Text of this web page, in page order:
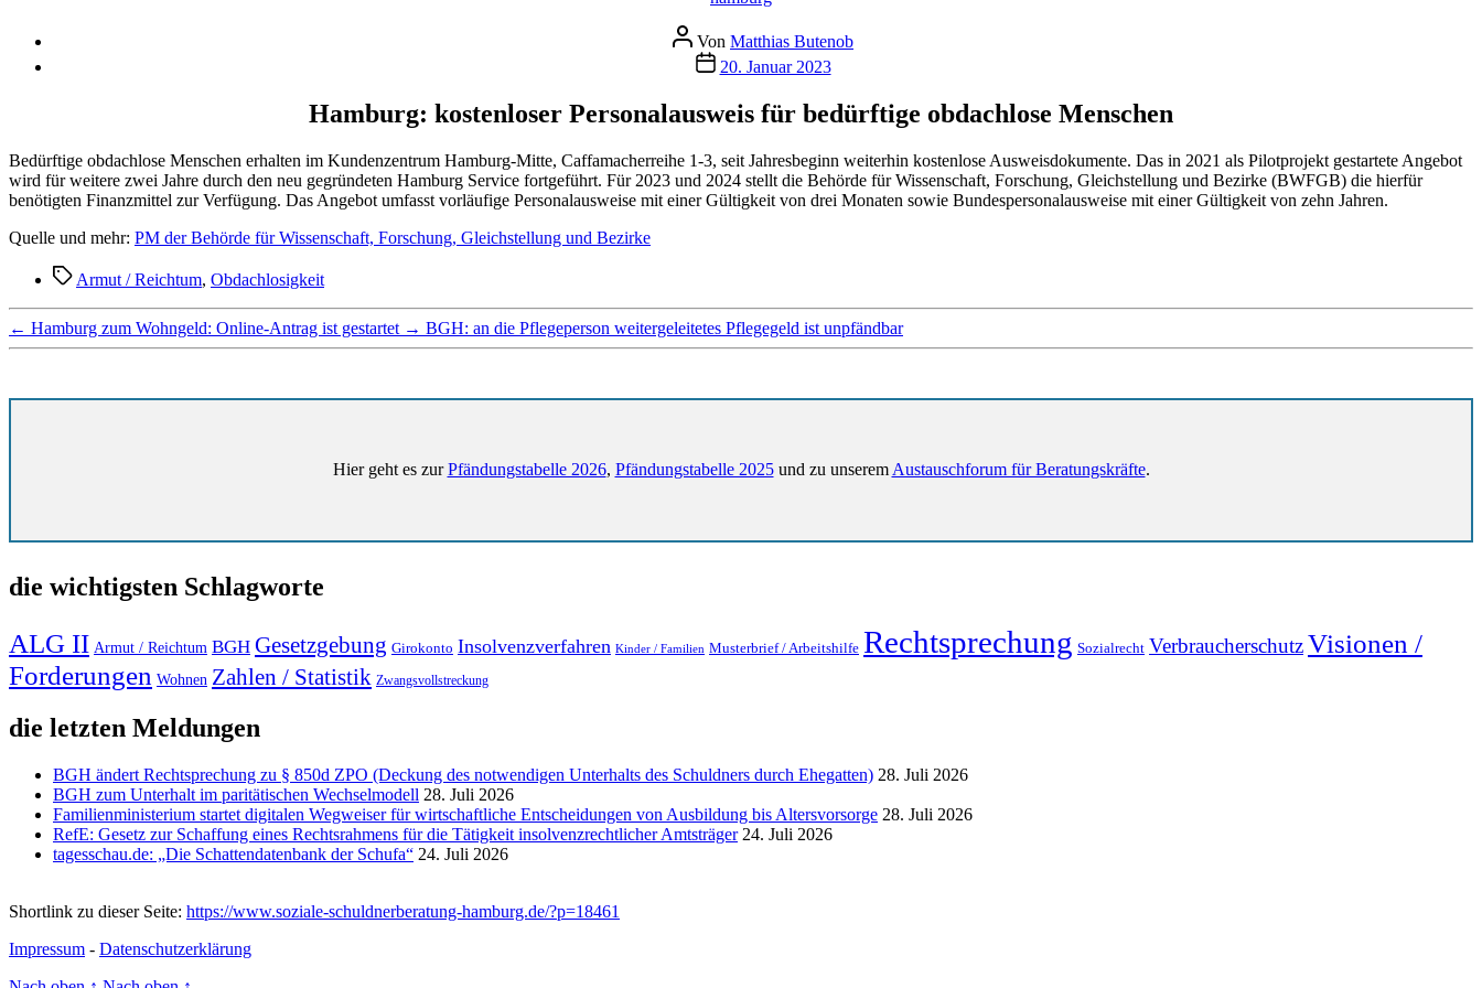
Beitragsautor
Von Matthias Butenob
Veröffentlichungsdatum
20. Januar 2023
Hamburg: kostenloser Personalausweis für bedürftige obdachlose Menschen
Bedürftige obdachlose Menschen erhalten im Kundenzentrum Hamburg-Mitte, Caffamacherreihe 1-3, seit Jahresbeginn weiterhin kostenlose Ausweisdokumente. Das in 2021 als Pilotprojekt gestartete Angebot
wird für weitere zwei Jahre durch den neu gegründeten Hamburg Service fortgeführt. Für 2023 und 2024 stellt die Behörde für Wissenschaft, Forschung, Gleichstellung und Bezirke (BWFGB) die hierfür
benötigten Finanzmittel zur Verfügung. Das Angebot umfasst vorläufige Personalausweise mit einer Gültigkeit von drei Monaten sowie Bundespersonalausweise mit einer Gültigkeit von zehn Jahren.
Quelle und mehr: PM der Behörde für Wissenschaft, Forschung, Gleichstellung und Bezirke
Schlagwörter
Armut / Reichtum, Obdachlosigkeit
← Hamburg zum Wohngeld: Online-Antrag ist gestartet → BGH: an die Pflegeperson weitergeleitetes Pflegegeld ist unpfändbar
Hier geht es zurPfändungstabelle 2026, Pfändungstabelle 2025und zu unserem Austauschforum für Beratungskräfte.
die wichtigsten Schlagworte
ALG II Armut / Reichtum BGH Gesetzgebung Girokonto Insolvenzverfahren Kinder / Familien Musterbrief / Arbeitshilfe Rechtsprechung Sozialrecht VerbraucherschutzVisionen /
Forderungen Wohnen Zahlen / Statistik Zwangsvollstreckung
die letzten Meldungen
BGH ändert Rechtsprechung zu § 850d ZPO (Deckung des notwendigen Unterhalts des Schuldners durch Ehegatten) 28. Juli 2026
BGH zum Unterhalt im paritätischen Wechselmodell 28. Juli 2026
Familienministerium startet digitalen Wegweiser für wirtschaftliche Entscheidungen von Ausbildung bis Altersvorsorge 28. Juli 2026
RefE: Gesetz zur Schaffung eines Rechtsrahmens für die Tätigkeit insolvenzrechtlicher Amtsträger 24. Juli 2026
tagesschau.de: „Die Schattendatenbank der Schufa“ 24. Juli 2026
Shortlink zu dieser Seite: https://www.soziale-schuldnerberatung-hamburg.de/?p=18461
Impressum - Datenschutzerklärung